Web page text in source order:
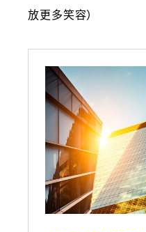
放更多笑容）